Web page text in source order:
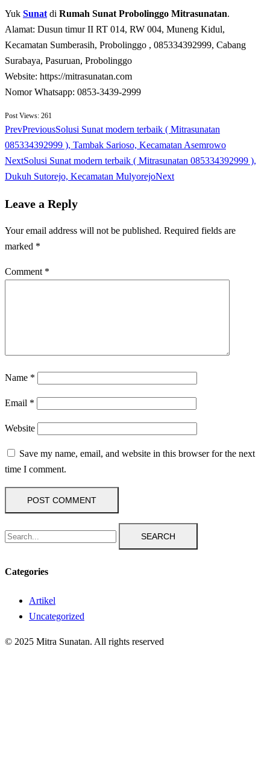
Yuk Sunat di Rumah Sunat Probolinggo Mitrasunatan.
Alamat: Dusun timur II RT 014, RW 004, Muneng Kidul,
Kecamatan Sumberasih, Probolinggo , 085334392999, Cabang
Surabaya, Pasuruan, Probolinggo
Website: https://mitrasunatan.com
Nomor Whatsapp: 0853-3439-2999
Post Views: 261
PrevPreviousSolusi Sunat modern terbaik ( Mitrasunatan
085334392999 ), Tambak Sarioso, Kecamatan Asemrowo
NextSolusi Sunat modern terbaik ( Mitrasunatan 085334392999 ),
Dukuh Sutorejo, Kecamatan MulyorejoNext
Leave a Reply
Your email address will not be published. Required fields are
marked *
Comment *
Name *
Email *
Website
Save my name, email, and website in this browser for the next
time I comment.
SEARCH
Categories
Artikel
Uncategorized
© 2025 Mitra Sunatan. All rights reserved